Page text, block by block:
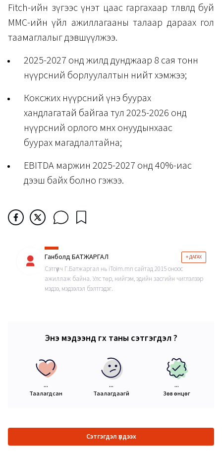
Fitch-ийн зүгээс үнэт цаас гаргахаар төлөвлөөд буй
MMC-ийн үйл ажиллагааны талаар дараах гол
таамаглалыг дэвшүүлжээ.
2025-2027 онд жилд дунджаар 8 сая тонн
нүүрсний борлуулалтын нийт хэмжээ;
Коксжих нүүрсний үнэ буурах
хандлагатай байгаа тул 2025-2026 онд
нүүрсний орлого өмнөх онуудынхаас
буурах магадлалтайна;
EBITDA маржин 2025-2027 онд 40%-иас
дээш байх болно гэжээ.
Ганболд БАТЖАРГАЛ + ДАГАХ
Сэтгүүлч Г.Батжаргал нь iToim.mn сайтад 2015 оноос
ажиллаж байна. Улс төр, нийгэм, эдийн засгийн чиглэлээр
мэдээ, мэдээлэл бэлтгэдэг.
Энэ мэдээнд өгөх таны сэтгэгдэл ?
...
Таалагдсан
...
Таалагдаагүй
...
Зөв өнцөг
Сэтгэгдэл үлдээх